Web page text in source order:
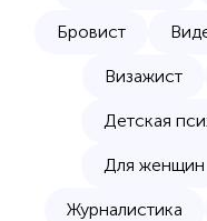
Бровист
Визажист
Детская
Для женщин
Журналистика